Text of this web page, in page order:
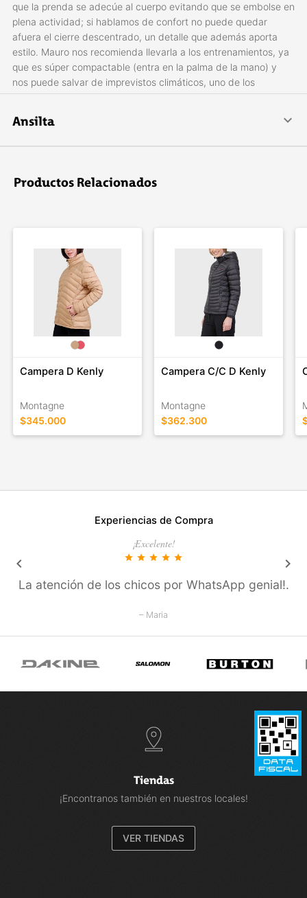
que la prenda se adecúe al cuerpo evitando que se embolse en
plena actividad; si hablamos de confort no puede quedar
afuera el cierre descentrado, un detalle que además aporta
estilo. Mauro nos recomienda llevarla a los entrenamientos, ya
que es súper compactable (entra en la palma de la mano) y
nos puede salvar de imprevistos climáticos, uno de los
primordiales objetivos de la campera.
Características:
proporciona un calce ajustado
Bolsillo trasero portaobjetos que sirve también para guardar la
Detalles reflectivos.
Ansilta
Comenzamos en 1980 en San Juan, Argentina, con el único
actividad, confeccionando indumentaria técnica de montaña,
diseño necesaria para el desarrollo y producción de
indumentaria técnica específica para responder en situaciones
y ambientes extremos.
Productos Relacionados
Campera D Kenly
Montagne
$345.000
Campera C/C D Kenly
Montagne
$362.300
Experiencias de Compra
¡Excelente!
star star star star star
La atención de los chicos por WhatsApp genial!.
– Maria
keyboard_arrow_left keyboard_arrow_right
Tiendas
¡Encontranos también en nuestros locales!
VER TIENDAS